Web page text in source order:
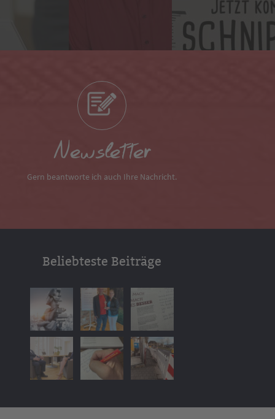
Newsletter
Gern beantworte ich auch Ihre Nachricht.
Beliebteste Beiträge